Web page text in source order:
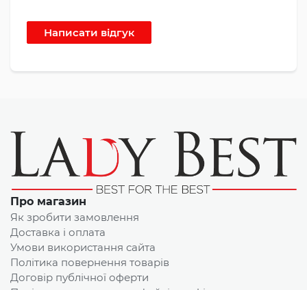
Про магазин
Як зробити замовлення
Доставка і оплата
Умови використання сайта
Політика повернення товарів
Договір публічної оферти